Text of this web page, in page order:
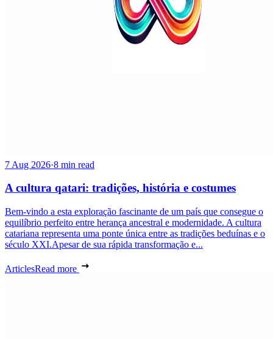
7 Aug 2026·8 min read
A cultura qatari: tradições, história e costumes
Bem-vindo a esta exploração fascinante de um país que consegue o
equilíbrio perfeito entre herança ancestral e modernidade. A cultura
catariana representa uma ponte única entre as tradições beduínas e o
século XXI.Apesar de sua rápida transformação e...
ArticlesRead more